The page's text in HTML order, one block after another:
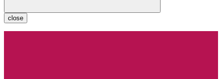
close